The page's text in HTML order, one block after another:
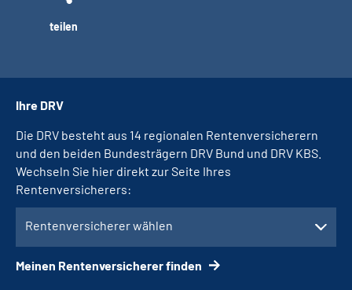
teilen
Ihre DRV
Die DRV besteht aus 14 regionalen Rentenversicherern
und den beiden Bundesträgern DRV Bund und DRV KBS.
Wechseln Sie hier direkt zur Seite Ihres
Rentenversicherers:
Rentenversicherer wählen
Meinen Rentenversicherer finden